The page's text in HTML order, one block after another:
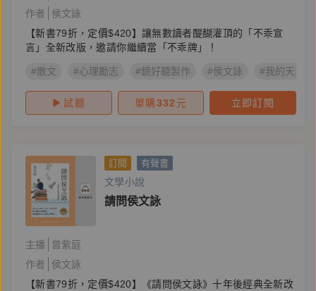
作者
侯文詠
【新書79折，定價$420】讓無數讀者醍醐灌頂的「不乖宣
言」全新改版，邀請你繼續當「不乖牌」！
#散文 #心理勵志 #鏡好聽製作 #侯文詠 #我的天才夢
試聽 單購332 元 立即訂閱
訂閱 有聲書
文學小說
請問侯文詠
主播
曾紫庭
作者
侯文詠
【新書79折，定價$420】《請問侯文詠》十年後經典全新改